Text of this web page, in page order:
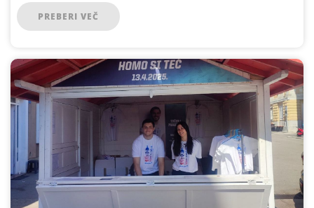
PREBERI VEČ